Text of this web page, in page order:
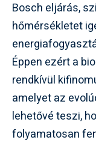
Bosch eljárás,
hőmérsékletet
Éppen ezért a
rendkívül
amelyet az
lehetővé teszi,
folyamatosan